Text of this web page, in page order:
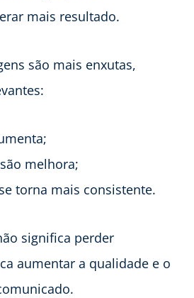
mais resultado.
são mais enxutas,
melhora;
torna mais consistente.
significa perder
aumentar a qualidade e o